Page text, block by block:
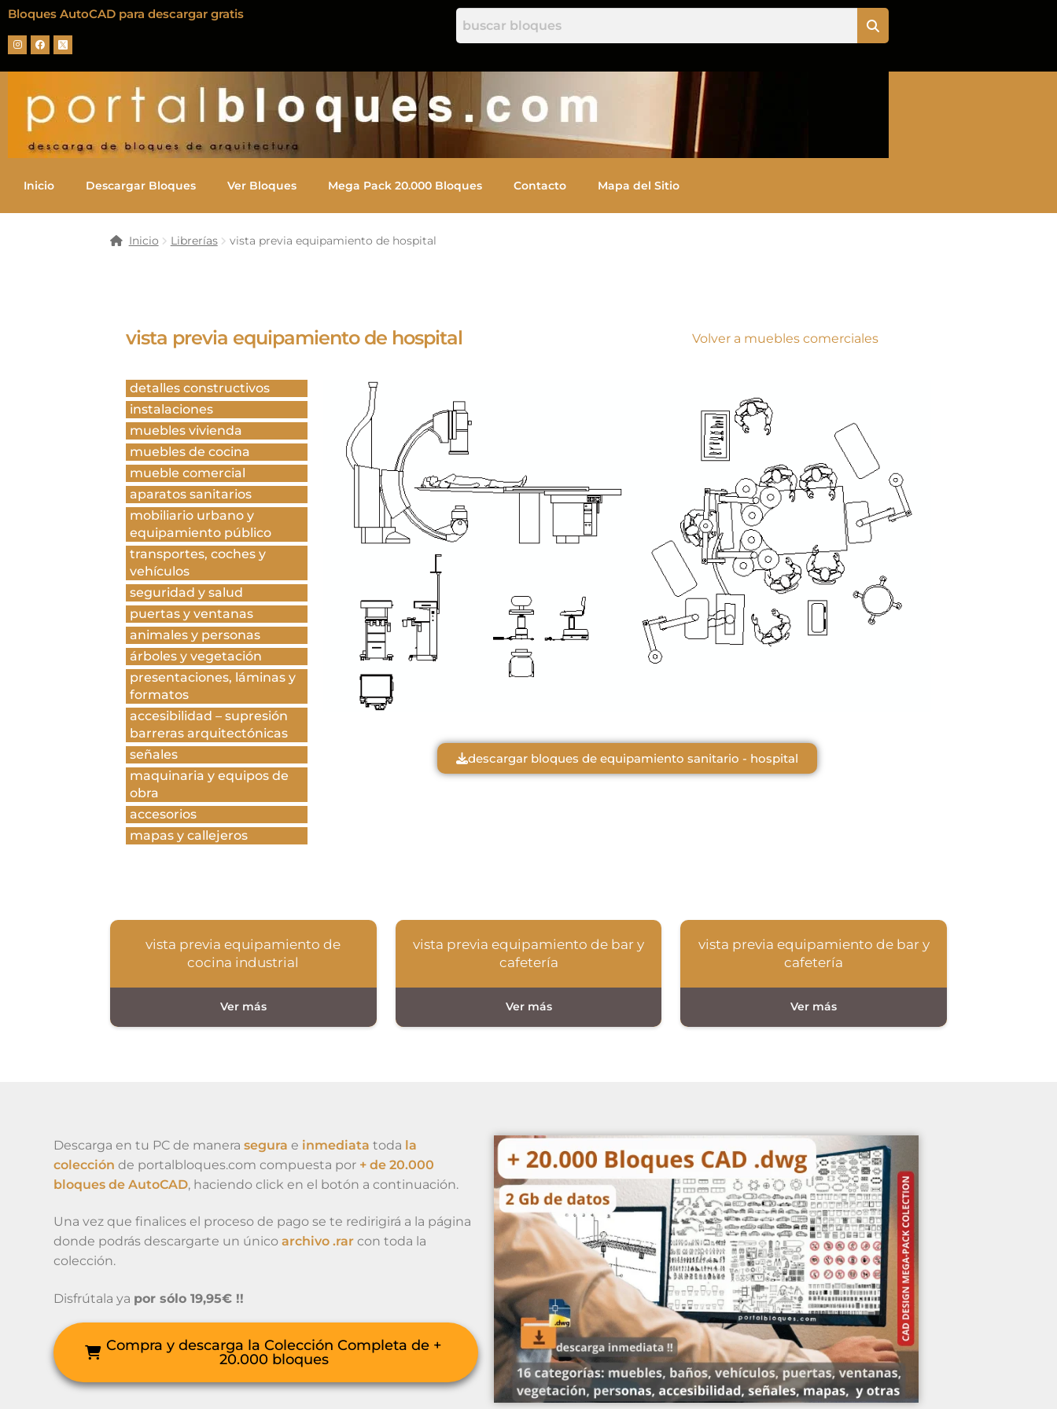
Bloques AutoCAD para descargar gratis
Inicio Descargar Bloques Ver Bloques Mega Pack 20.000 Bloques Contacto Mapa del Sitio
Inicio Librerías vista previa equipamiento de hospital
vista previa equipamiento de hospital Volver a muebles comerciales
detalles constructivos
instalaciones
muebles vivienda
muebles de cocina
mueble comercial
aparatos sanitarios
mobiliario urbano y
equipamiento público
transportes, coches y
vehículos
seguridad y salud
puertas y ventanas
animales y personas
árboles y vegetación
presentaciones, láminas y
formatos
accesibilidad – supresión
barreras arquitectónicas
señales
maquinaria y equipos de
obra
accesorios
mapas y callejeros
descargar bloques de equipamiento sanitario - hospital
vista previa equipamiento de
cocina industrial
vista previa equipamiento de bar y
cafetería
vista previa equipamiento de bar y
cafetería
Descarga en tu PC de manera segura e inmediata toda la
colección de portalbloques.com compuesta por + de 20.000
bloques de AutoCAD, haciendo click en el botón a continuación.
Una vez que finalices el proceso de pago se te redirigirá a la página
donde podrás descargarte un único archivo .rar con toda la
colección.
Disfrútala ya por sólo 19,95€ !!
Compra y descarga la Colección Completa de +
20.000 bloques